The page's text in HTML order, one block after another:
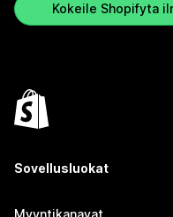
Kokeile Shopifyta
Sovellusluokat